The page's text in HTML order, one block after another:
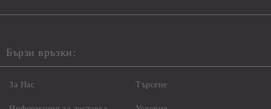
Бързи връзки:
За Нас Търсене